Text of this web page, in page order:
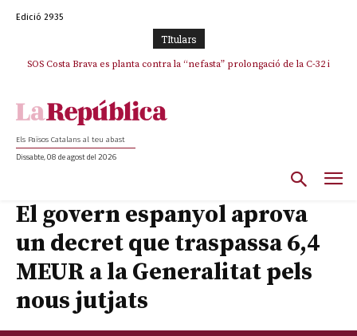
Edició 2935
TItulars
SOS Costa Brava es planta contra la “nefasta” prolongació de la C-32 i
La memòria viva de Josep Sunyol uneix l’esport i la cultura en un emotiu
Els Països Catalans al teu abast
Dissabte, 08 de agost del 2026
El govern espanyol aprova
un decret que traspassa 6,4
MEUR a la Generalitat pels
nous jutjats